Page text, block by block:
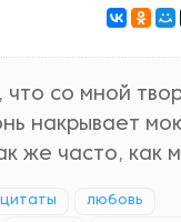
что со мной
накрывает
же часто, как
любовь